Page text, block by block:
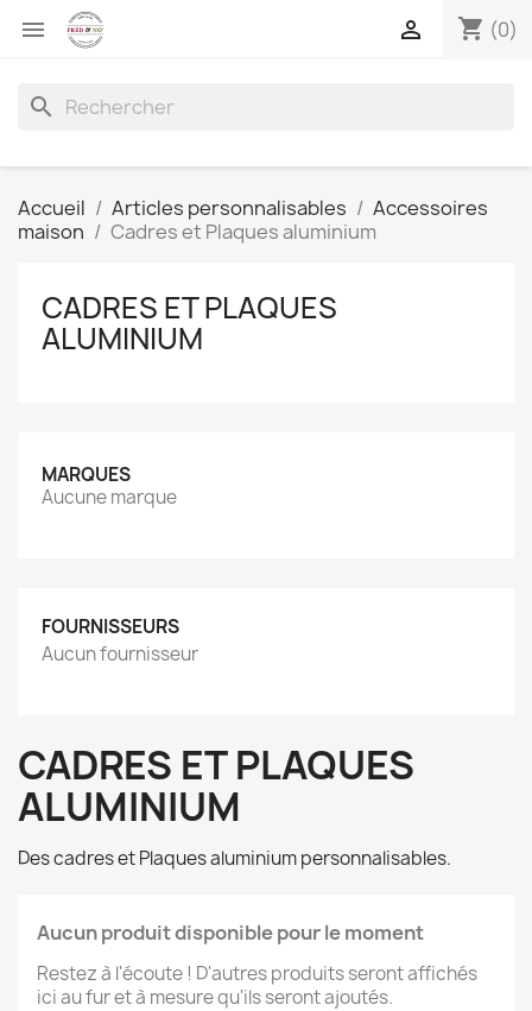
 shopping_cart (0)

search
Accueil Articles personnalisables
Accessoires
maison
Cadres et Plaques aluminium
CADRES ET PLAQUES
ALUMINIUM
MARQUES
Aucune marque
FOURNISSEURS
Aucun fournisseur
CADRES ET PLAQUES
ALUMINIUM
Des cadres et Plaques aluminium personnalisables.
Aucun produit disponible pour le moment
Restez à l'écoute ! D'autres produits seront affichés
ici au fur et à mesure qu'ils seront ajoutés.